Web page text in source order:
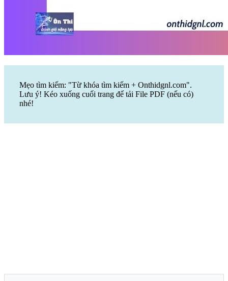
Mẹo tìm kiếm: "Từ khóa tìm kiếm + Onthidgnl.com".
Lưu ý! Kéo xuống cuối trang để tải File PDF (nếu có)
nhé!